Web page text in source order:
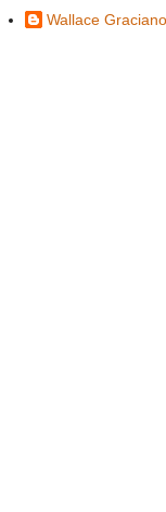
Wallace Graciano